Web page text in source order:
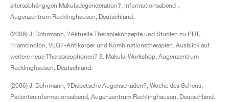
altersabhängigen Makuladegenderation?, Informationsabend ,
Augenzentrum Recklinghausen, Deutschland.
(2006) J. Dohrmann, ?Aktuelle Therapiekonzepte und Studien zu PDT,
Triamcinolon, VEGF-Antikörper und Kombinationstherapien. Ausblick auf
weitere neue Therapieoptionen? 3. Makula-Workshop, Augenzentrum
Recklinghausen, Deutschland.
(2006) J. Dohrmann, ?Diabetsche Augenschäden?, Woche des Sehens,
Patienteninformationsabend, Augenzentrum Recklinghausen, Deutschland.